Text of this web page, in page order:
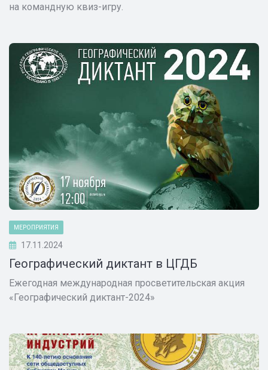
на командную квиз-игру.
МЕРОПРИЯТИЯ
17.11.2024
Географический диктант в ЦГДБ
Ежегодная международная просветительская акция
«Географический диктант-2024»